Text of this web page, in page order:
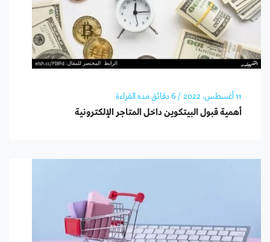
11 أغسطس، 2022 / 6 دقائق مده القراءة
أهمية قبول البيتكوين داخل المتاجر الإلكترونية